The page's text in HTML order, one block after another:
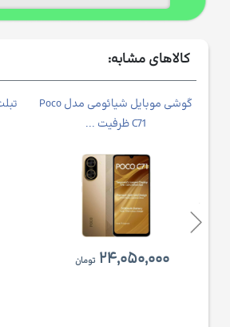
کالاهای مشابه:
گوشی موبایل شیائومی مدل Poco
C71 ظرفیت ...
۲۴,۰۵۰,۰۰۰ تومان